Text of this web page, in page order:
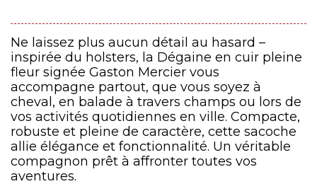
Ne laissez plus aucun détail au hasard –
inspirée du holsters, la Dégaine en cuir pleine
fleur signée Gaston Mercier vous
accompagne partout, que vous soyez à
cheval, en balade à travers champs ou lors de
vos activités quotidiennes en ville. Compacte,
robuste et pleine de caractère, cette sacoche
allie élégance et fonctionnalité. Un véritable
compagnon prêt à affronter toutes vos
aventures.